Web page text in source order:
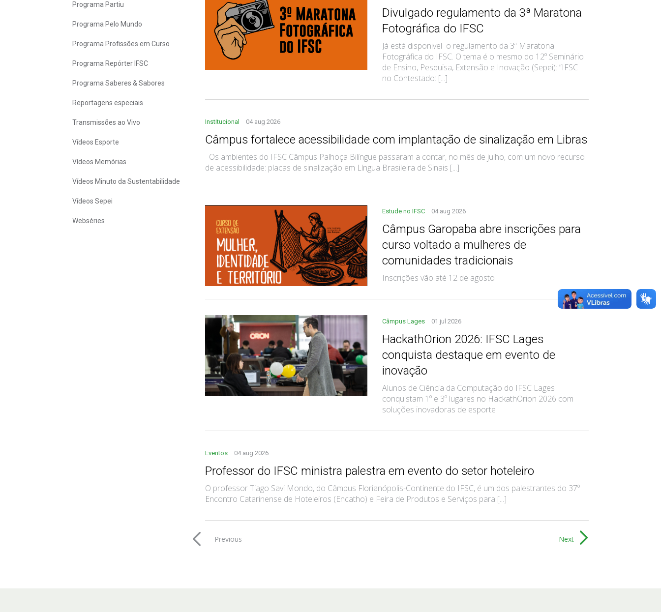
Programa Partiu
Programa Pelo Mundo
Programa Profissões em Curso
Programa Repórter IFSC
Programa Saberes & Sabores
Reportagens especiais
Transmissões ao Vivo
Vídeos Esporte
Vídeos Memórias
Vídeos Minuto da Sustentabilidade
Vídeos Sepei
Webséries
Divulgado regulamento da 3ª Maratona
Fotográfica do IFSC
Já está disponivel o regulamento da 3ª Maratona
Fotográfica do IFSC. O tema é o mesmo do 12º Seminário
de Ensino, Pesquisa, Extensão e Inovação (Sepei): “IFSC
no Contestado: [...]
Institucional 04 aug 2026
Câmpus fortalece acessibilidade com implantação de sinalização em Libras
Os ambientes do IFSC Câmpus Palhoça Bilíngue passaram a contar, no mês de julho, com um novo recurso
de acessibilidade: placas de sinalização em Língua Brasileira de Sinais [...]
Estude no IFSC 04 aug 2026
Câmpus Garopaba abre inscrições para
curso voltado a mulheres de
comunidades tradicionais
Inscrições vão até 12 de agosto
Câmpus Lages 01 jul 2026
HackathOrion 2026: IFSC Lages
conquista destaque em evento de
inovação
Alunos de Ciência da Computação do IFSC Lages
conquistam 1º e 3º lugares no HackathOrion 2026 com
soluções inovadoras de esporte
Eventos 04 aug 2026
Professor do IFSC ministra palestra em evento do setor hoteleiro
O professor Tiago Savi Mondo, do Câmpus Florianópolis-Continente do IFSC, é um dos palestrantes do 37º
Encontro Catarinense de Hoteleiros (Encatho) e Feira de Produtos e Serviços para [...]
Previous Next